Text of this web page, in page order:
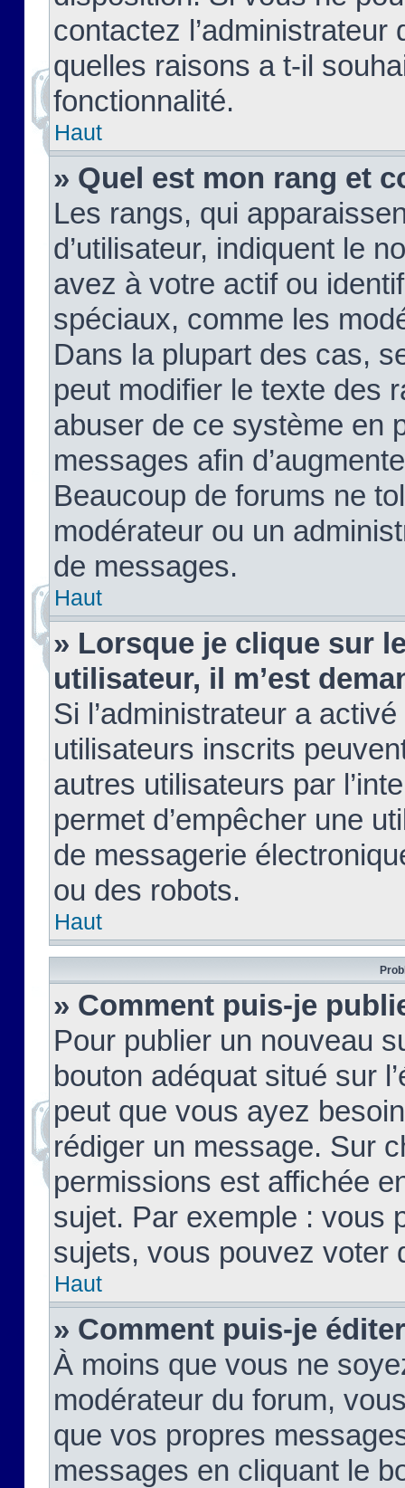
contactez
quelles raisons a t-il
fonctionnalité.
Haut
» Quel est mon rang et
Les rangs, qui
d’utilisateur, indiquent le
avez à votre actif ou
spéciaux, comme les
Dans la plupart des cas,
peut modifier le texte des
abuser de ce système en
messages afin
Beaucoup de forums ne
modérateur ou un
de messages.
Haut
» Lorsque je clique sur
utilisateur, il m’est
Si l’administrateur a
utilisateurs inscrits
autres utilisateurs par
permet d’empêcher une
de messagerie
ou des robots.
Haut
» Comment puis-je
Pour publier un nouveau
bouton adéquat situé sur
peut que vous ayez
rédiger un message. Sur
permissions est affichée
sujet. Par exemple : vous
sujets, vous pouvez voter
Haut
» Comment puis-je
À moins que vous ne
modérateur du forum,
que vos propres
messages en cliquant le